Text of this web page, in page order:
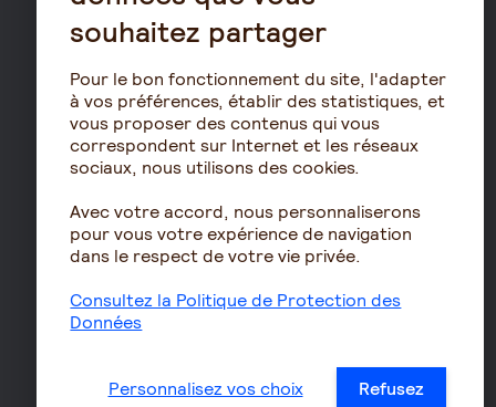
Les démarches de départ
à la retraite
Les déclarations sociales
pour les entreprises
Assurances de biens
Assurance habitation
Assurance propriétaire
Assurance vélo
Assurance moto
souhaitez partager
Pour le bon fonctionnement du site, l'adapter
à vos préférences, établir des statistiques, et
vous proposer des contenus qui vous
correspondent sur Internet et les réseaux
sociaux, nous utilisons des cookies.
Avec votre accord, nous personnaliserons
pour vous votre expérience de navigation
dans le respect de votre vie privée.
Consultez la Politique de Protection des
Données
Personnalisez vos choix Refusez